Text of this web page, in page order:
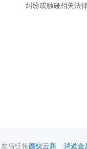
纠纷或触碰相关法
友情链接颜钛云商 | 瑞道金